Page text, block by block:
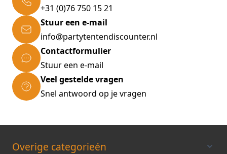
+31 (0)76 750 15 21
Stuur een e-mail
info@partytentendiscounter.nl
Contactformulier
Stuur een e-mail
Veel gestelde vragen
Snel antwoord op je vragen
Overige categorieén